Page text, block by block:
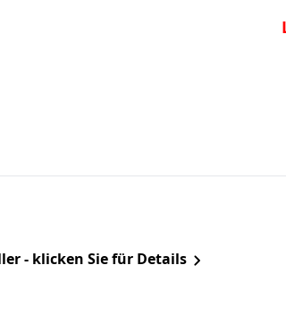
- klicken Sie für Details